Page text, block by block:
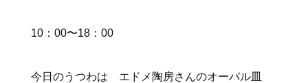
10：00〜18：00
今日のうつわは エドメ陶房さんのオーバル皿